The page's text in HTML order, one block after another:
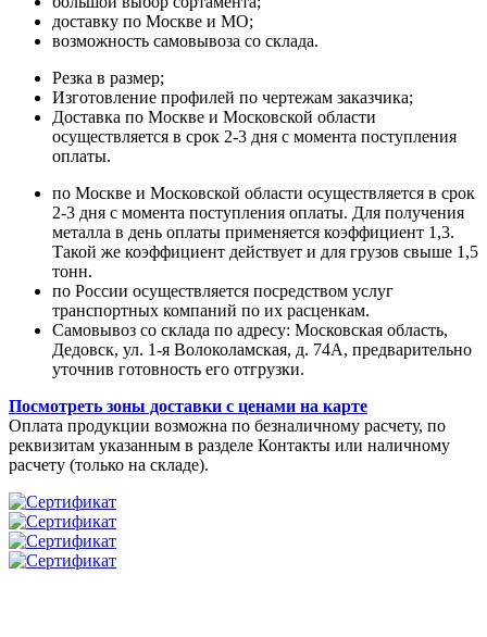
доставку по Москве и МО;
возможность самовывоза со склада.
Резка в размер;
Изготовление профилей по чертежам заказчика;
Доставка по Москве и Московской области
осуществляется в срок 2-3 дня с момента поступления
оплаты.
по Москве и Московской области осуществляется в срок
2-3 дня с момента поступления оплаты. Для получения
металла в день оплаты применяется коэффициент 1,3.
Такой же коэффициент действует и для грузов свыше 1,5
тонн.
по России осуществляется посредством услуг
транспортных компаний по их расценкам.
Самовывоз со склада по адресу: Московская область,
Дедовск, ул. 1-я Волоколамская, д. 74А, предварительно
уточнив готовность его отгрузки.
Посмотреть зоны доставки с ценами на карте
Оплата продукции возможна по безналичному расчету, по
реквизитам указанным в разделе Контакты или наличному
расчету (только на складе).